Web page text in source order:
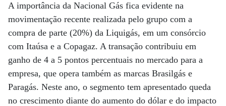
A importância da Nacional Gás fica evidente na
movimentação recente realizada pelo grupo com a
compra de parte (20%) da Liquigás, em um consórcio
com Itaúsa e a Copagaz. A transação contribuiu em
ganho de 4 a 5 pontos percentuais no mercado para a
empresa, que opera também as marcas Brasilgás e
Paragás. Neste ano, o segmento tem apresentado queda
no crescimento diante do aumento do dólar e do impacto